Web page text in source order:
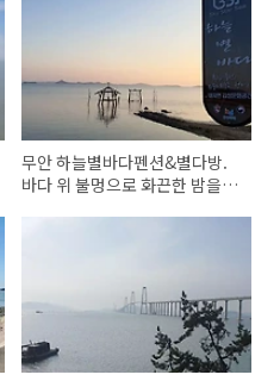
무안 하늘별바다펜션&별다방.
바다 위 불멍으로 화끈한 밤을